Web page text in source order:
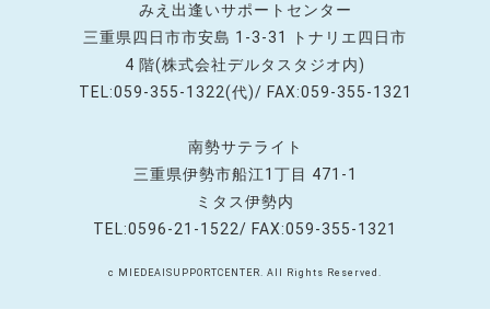
みえ出逢いサポートセンター
三重県四日市市安島 1-3-31 トナリエ四日市
4 階(株式会社デルタスタジオ内)
TEL:059-355-1322(代)/ FAX:059-355-1321
南勢サテライト
三重県伊勢市船江1丁目 471-1
ミタス伊勢内
TEL:0596-21-1522/ FAX:059-355-1321
c MIEDEAISUPPORTCENTER. All Rights Reserved.